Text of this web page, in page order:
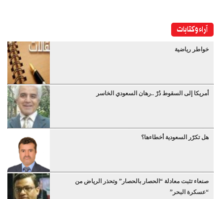
آراء وكتابات
خواطر رياضية
أمريكا إلى السقوط دُرْ ..رهان السعودي الخاسر
هل تكرّر السعودية أخطاءها؟
صنعاء تثبت معادلة “الحصار بالحصار” وتحذر الرياض من
“عسكرة البحر”